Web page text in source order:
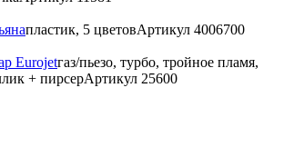
пластик, 5 цветовАртикул 4006700
Eurojetгаз/пьезо, турбо, тройное пламя,
+ пирсерАртикул 25600